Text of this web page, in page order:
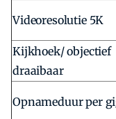
Videoresolutie 5K
Kijkhoek/ objectief
draaibaar
Opnameduur per